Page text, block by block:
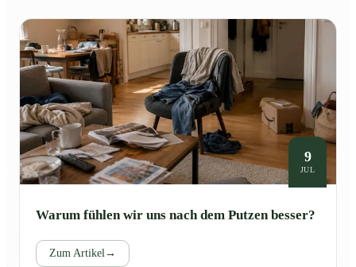
9
JUL
Warum fühlen wir uns nach dem Putzen besser?
Zum Artikel →